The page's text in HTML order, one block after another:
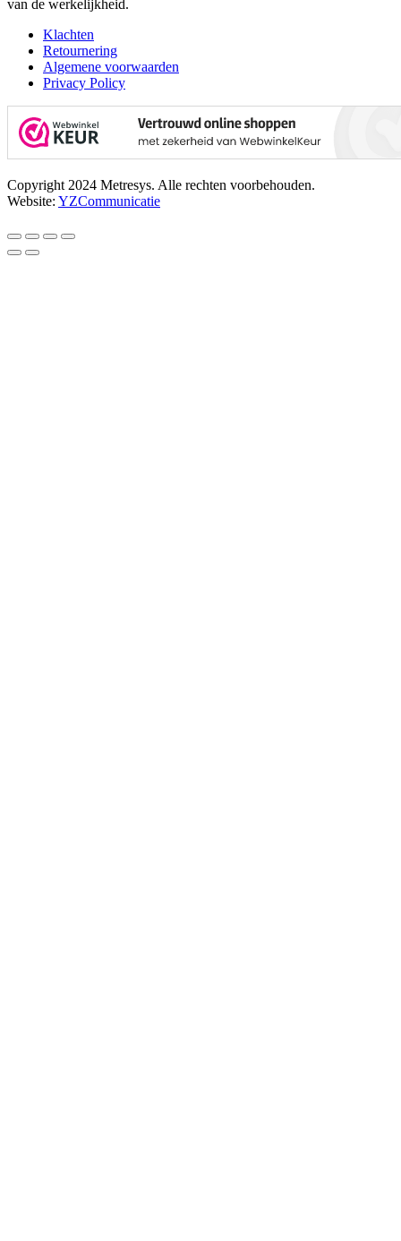
van de werkelijkheid.
Klachten
Retournering
Algemene voorwaarden
Privacy Policy
Copyright 2024 Metresys. Alle rechten voorbehouden.
Website: YZCommunicatie